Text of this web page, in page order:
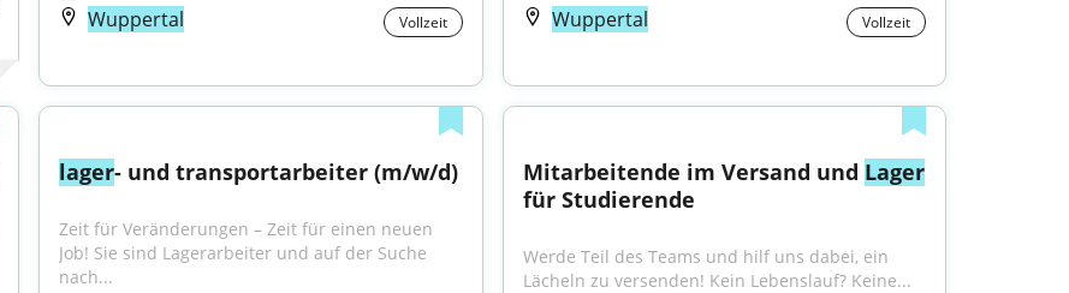
Wuppertal
Vollzeit
Wuppertal
Vollzeit
lager- und transportarbeiter (m/w/d)
Zeit für Veränderungen – Zeit für einen neuen
Job! Sie sind Lagerarbeiter und auf der Suche
nach...
Mitarbeitende im Versand und Lager
für Studierende
Werde Teil des Teams und hilf uns dabei, ein
Lächeln zu versenden! Kein Lebenslauf? Keine...